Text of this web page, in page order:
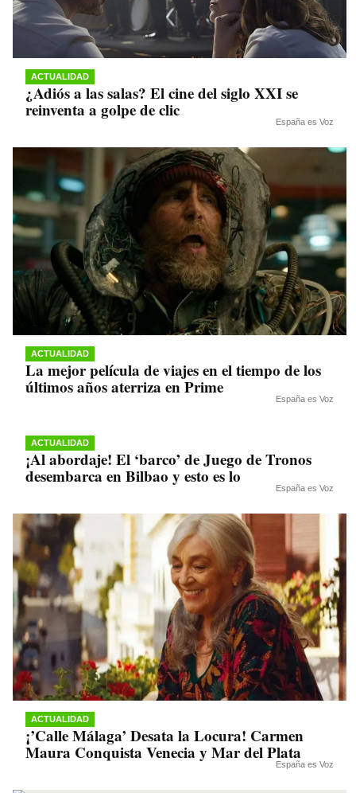
ACTUALIDAD
¿Adiós a las salas? El cine del siglo XXI se
reinventa a golpe de clic
España es Voz
ACTUALIDAD
La mejor película de viajes en el tiempo de los
últimos años aterriza en Prime
España es Voz
ACTUALIDAD
¡Al abordaje! El ‘barco’ de Juego de Tronos
desembarca en Bilbao y esto es lo
España es Voz
ACTUALIDAD
¡’Calle Málaga’ Desata la Locura! Carmen
Maura Conquista Venecia y Mar del Plata
España es Voz